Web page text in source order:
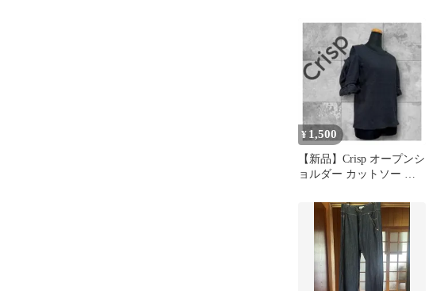
¥ 1,500
【新品】Crisp オープンシ
ョルダー カットソー レ